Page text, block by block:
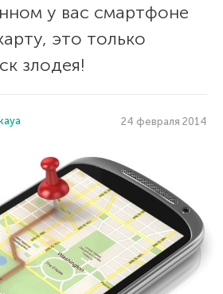
у вас смартфоне
это только
злодея!
24 февраля 2014